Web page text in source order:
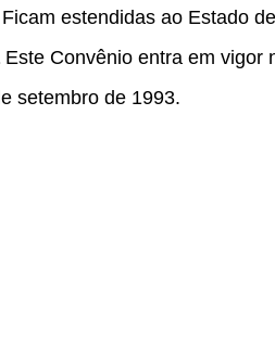
Ficam estendidas ao Estado
Este Convênio entra em vigor
setembro de 1993.